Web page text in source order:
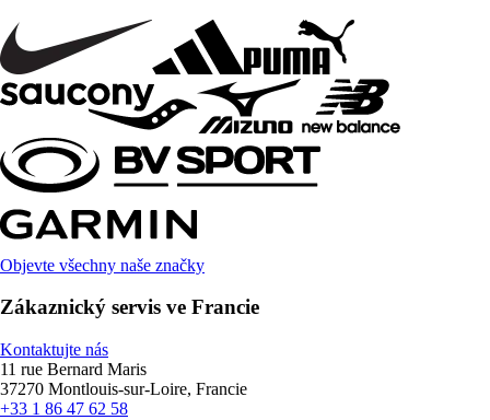
Objevte všechny naše značky
Zákaznický servis ve Francie
Kontaktujte nás
11 rue Bernard Maris
37270 Montlouis-sur-Loire, Francie
+33 1 86 47 62 58